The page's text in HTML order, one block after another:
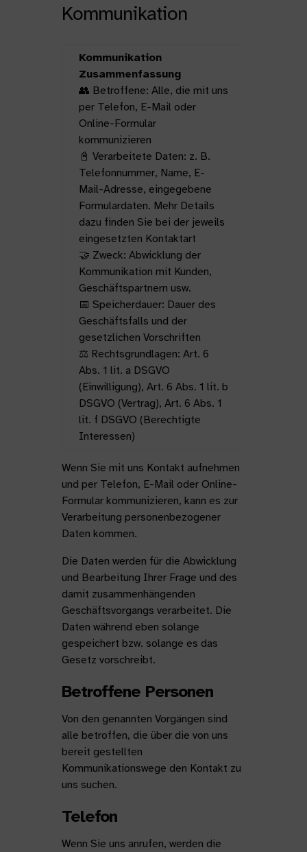
Kommunikation
Kommunikation
Zusammenfassung
👥 Betroffene: Alle, die mit uns
per Telefon, E-Mail oder
Online-Formular
kommunizieren
📓 Verarbeitete Daten: z. B.
Telefonnummer, Name, E-
Mail-Adresse, eingegebene
Formulardaten. Mehr Details
dazu finden Sie bei der jeweils
eingesetzten Kontaktart
🤝 Zweck: Abwicklung der
Kommunikation mit Kunden,
Geschäftspartnern usw.
📅 Speicherdauer: Dauer des
Geschäftsfalls und der
gesetzlichen Vorschriften
⚖️ Rechtsgrundlagen: Art. 6
Abs. 1 lit. a DSGVO
(Einwilligung), Art. 6 Abs. 1 lit. b
DSGVO (Vertrag), Art. 6 Abs. 1
lit. f DSGVO (Berechtigte
Interessen)
Wenn Sie mit uns Kontakt aufnehmen
und per Telefon, E-Mail oder Online-
Formular kommunizieren, kann es zur
Verarbeitung personenbezogener
Daten kommen.
Die Daten werden für die Abwicklung
und Bearbeitung Ihrer Frage und des
damit zusammenhängenden
Geschäftsvorgangs verarbeitet. Die
Daten während eben solange
gespeichert bzw. solange es das
Gesetz vorschreibt.
Betroffene Personen
Von den genannten Vorgängen sind
alle betroffen, die über die von uns
bereit gestellten
Kommunikationswege den Kontakt zu
uns suchen.
Telefon
Wenn Sie uns anrufen, werden die